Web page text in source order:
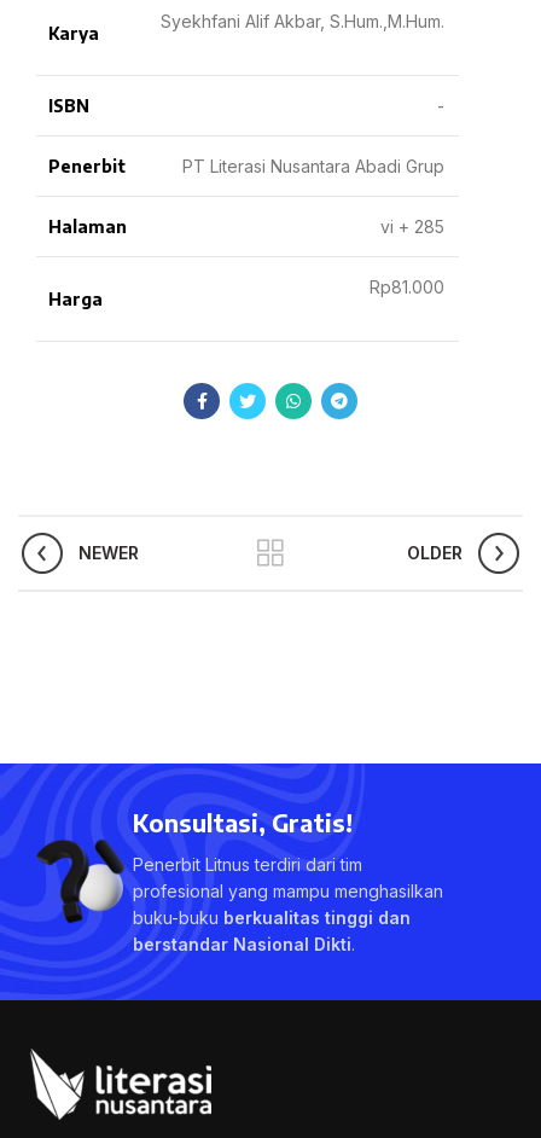
Karya
Syekhfani Alif Akbar, S.Hum.,M.Hum.
ISBN -
Penerbit PT Literasi Nusantara Abadi Grup
Halaman vi + 285
Harga
Rp81.000
NEWER OLDER
Konsultasi, Gratis!
Penerbit Litnus terdiri dari tim
profesional yang mampu menghasilkan
buku-buku berkualitas tinggi dan
berstandar Nasional Dikti.